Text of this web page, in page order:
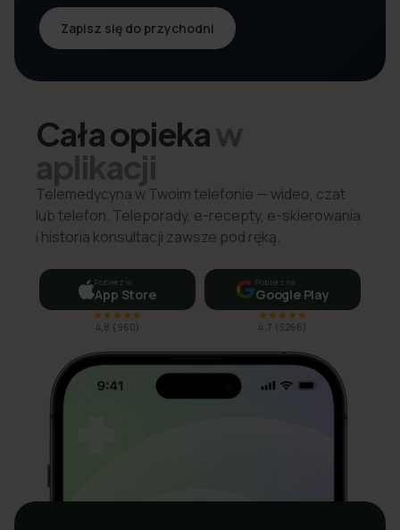
Zapisz się do przychodni
Cała opiekaw
aplikacji
Telemedycyna w Twoim telefonie — wideo, czat
lub telefon. Teleporady, e-recepty, e-skierowania
i historia konsultacji zawsze pod ręką.
Pobierz w
App Store
4,8 ( 960)
Pobierz na
Google Play
4,7 (3266)